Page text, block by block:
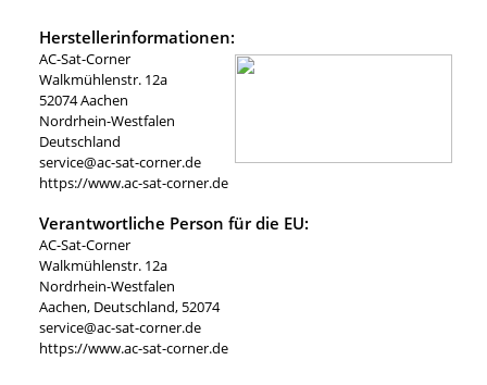
Herstellerinformationen:
AC-Sat-Corner
Walkmühlenstr. 12a
52074 Aachen
Nordrhein-Westfalen
Deutschland
service@ac-sat-corner.de
https://www.ac-sat-corner.de
Verantwortliche Person für die EU:
AC-Sat-Corner
Walkmühlenstr. 12a
Nordrhein-Westfalen
Aachen, Deutschland, 52074
service@ac-sat-corner.de
https://www.ac-sat-corner.de